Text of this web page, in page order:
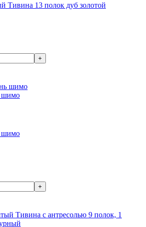
Тивина 13 полок дуб золотой
+
шимо
шимо
+